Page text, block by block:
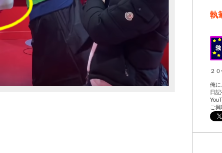
執
２
俺に
日
ご